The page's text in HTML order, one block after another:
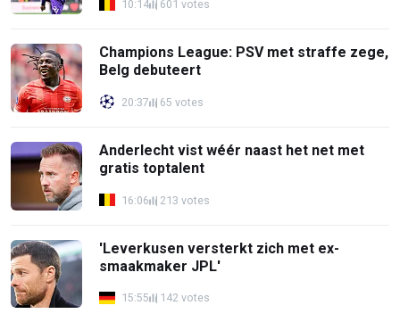
10:14 601 votes
Champions League: PSV met straffe zege,
Belg debuteert
20:37 65 votes
Anderlecht vist wéér naast het net met
gratis toptalent
16:06 213 votes
'Leverkusen versterkt zich met ex-
smaakmaker JPL'
15:55 142 votes